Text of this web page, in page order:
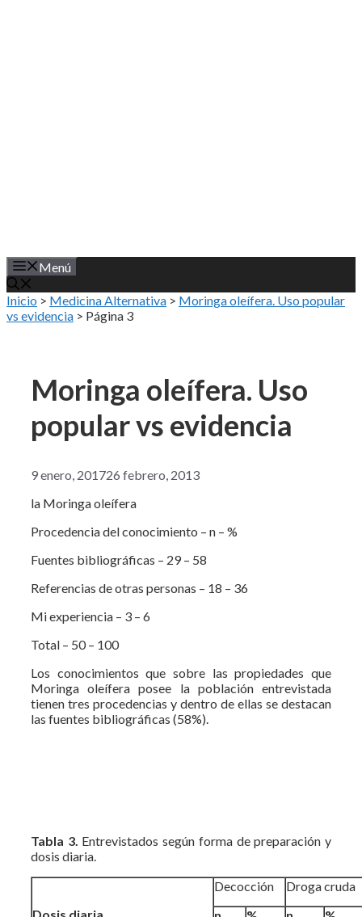
Menú
Inicio > Medicina Alternativa > Moringa oleífera. Uso popular
vs evidencia > Página 3
Moringa oleífera. Uso
popular vs evidencia
9 enero, 201726 febrero, 2013
la Moringa oleífera
Procedencia del conocimiento – n – %
Fuentes bibliográficas – 29 – 58
Referencias de otras personas – 18 – 36
Mi experiencia – 3 – 6
Total – 50 – 100
Los conocimientos que sobre las propiedades que
Moringa oleífera posee la población entrevistada
tienen tres procedencias y dentro de ellas se destacan
las fuentes bibliográficas (58%).
Tabla 3. Entrevistados según forma de preparación y
dosis diaria.
Decocción
Droga cruda